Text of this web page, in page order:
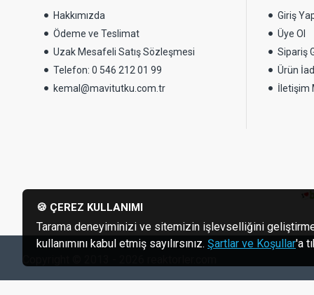
Hakkımızda
Ödeme ve Teslimat
Uzak Mesafeli Satış Sözleşmesi
Telefon: 0 546 212 01 99
kemal@mavitutku.com.tr
Giriş
Üye Ol
Sipariş
Ürün
İletişim
🍪 ÇEREZ KULLANIMI
Tarama deneyiminizi ve sitemizin işlevselliğini
kullanımını kabul etmiş sayılırsınız. Şartlar ve Koşullar'a